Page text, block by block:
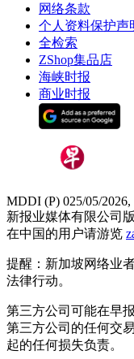
网络条款
个人资料保护声
全检索
ZShop集品店
海峡时报
商业时报
MDDI (P) 025/05/
新报业媒体有限公司
在中国的用户请游览
提醒：新加坡网络业
法律行动。
第三方公司可能在早
第三方公司的任何交
起的任何损失负责。